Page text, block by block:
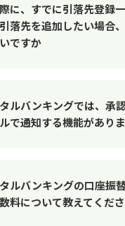
に、すでに引落先登録
落先を追加したい場合
ですか
ルバンキングでは、承
で通知する機能があり
ルバンキングの口座振
料について教えてくだ